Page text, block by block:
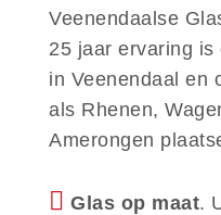
Veenendaalse
25 jaar ervaring
in Veenendaal en
als Rhenen,
Amerongen
Glas op maat.